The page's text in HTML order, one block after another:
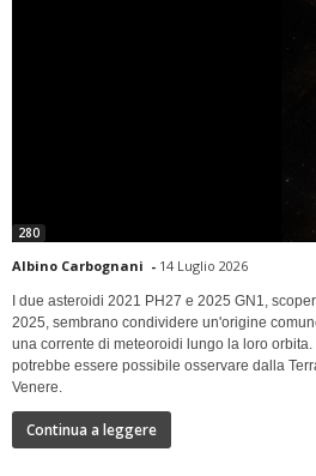
280
Albino Carbognani - 14 Luglio 2026
I due asteroidi 2021 PH27 e 2025 GN1,
2025, sembrano condividere un'origine
una corrente di meteoroidi lungo la loro orbita.
potrebbe essere possibile osservare dalla
Venere.
Continua a leggere